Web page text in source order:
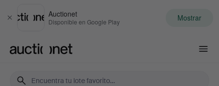
Cerrar
Auctionet
Disponible en Google Play Mostrar